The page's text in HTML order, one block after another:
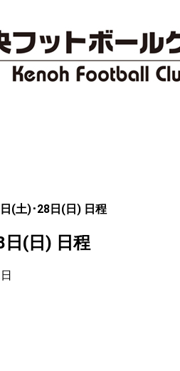
(土)･28日(日) 日程
(日) 日程